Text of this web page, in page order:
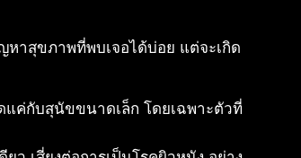
าสุขภาพที่พบเจอได้บ่อย แต่จะเกิด
แค่กับสุนัขขนาดเล็ก โดยเฉพาะตัวที่